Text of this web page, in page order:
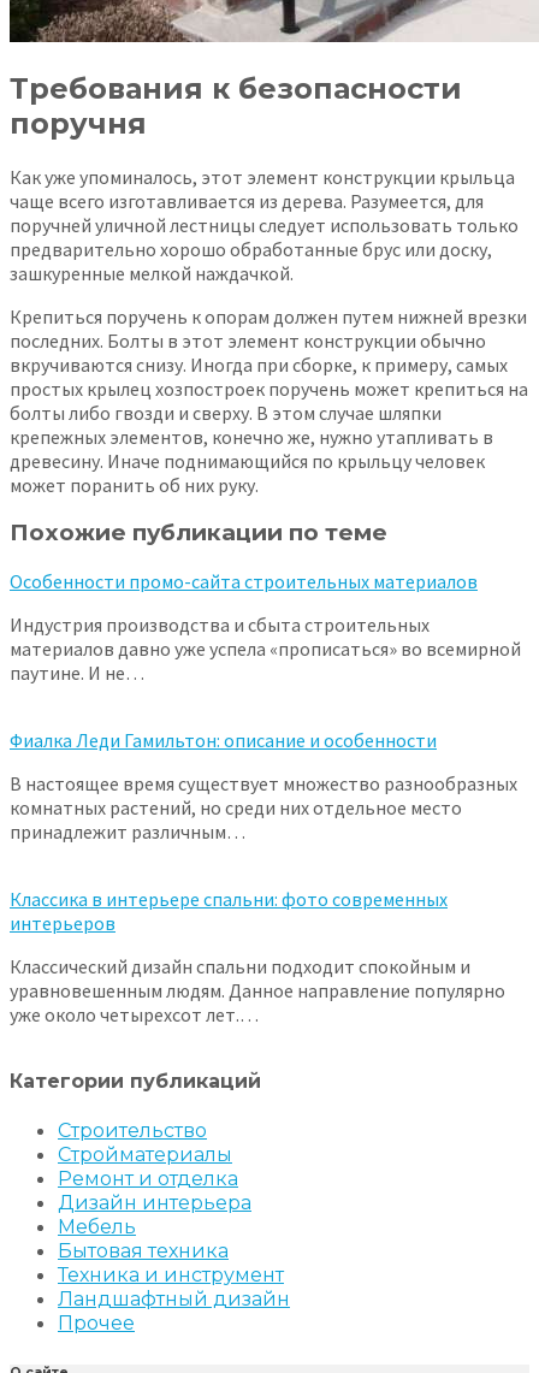
Требования к безопасности
поручня
Как уже упоминалось, этот элемент конструкции крыльца
чаще всего изготавливается из дерева. Разумеется, для
поручней уличной лестницы следует использовать только
предварительно хорошо обработанные брус или доску,
зашкуренные мелкой наждачкой.
Крепиться поручень к опорам должен путем нижней врезки
последних. Болты в этот элемент конструкции обычно
вкручиваются снизу. Иногда при сборке, к примеру, самых
простых крылец хозпостроек поручень может крепиться на
болты либо гвозди и сверху. В этом случае шляпки
крепежных элементов, конечно же, нужно утапливать в
древесину. Иначе поднимающийся по крыльцу человек
может поранить об них руку.
Похожие публикации по теме
Особенности промо-сайта строительных материалов
Индустрия производства и сбыта строительных
материалов давно уже успела «прописаться» во всемирной
паутине. И не…
Фиалка Леди Гамильтон: описание и особенности
В настоящее время существует множество разнообразных
комнатных растений, но среди них отдельное место
принадлежит различным…
Классика в интерьере спальни: фото современных
интерьеров
Классический дизайн спальни подходит спокойным и
уравновешенным людям. Данное направление популярно
уже около четырехсот лет.…
Категории публикаций
Строительство
Стройматериалы
Ремонт и отделка
Дизайн интерьера
Мебель
Бытовая техника
Техника и инструмент
Ландшафтный дизайн
Прочее